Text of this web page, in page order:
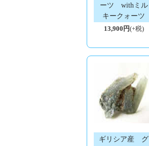
ーツ withミル
キークォーツ
13,900円(+税)
ギリシア産 グ